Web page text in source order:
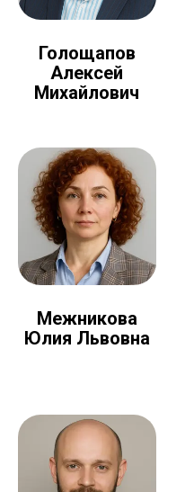
Голощапов
Алексей
Михайлович
Межникова
Юлия Львовна